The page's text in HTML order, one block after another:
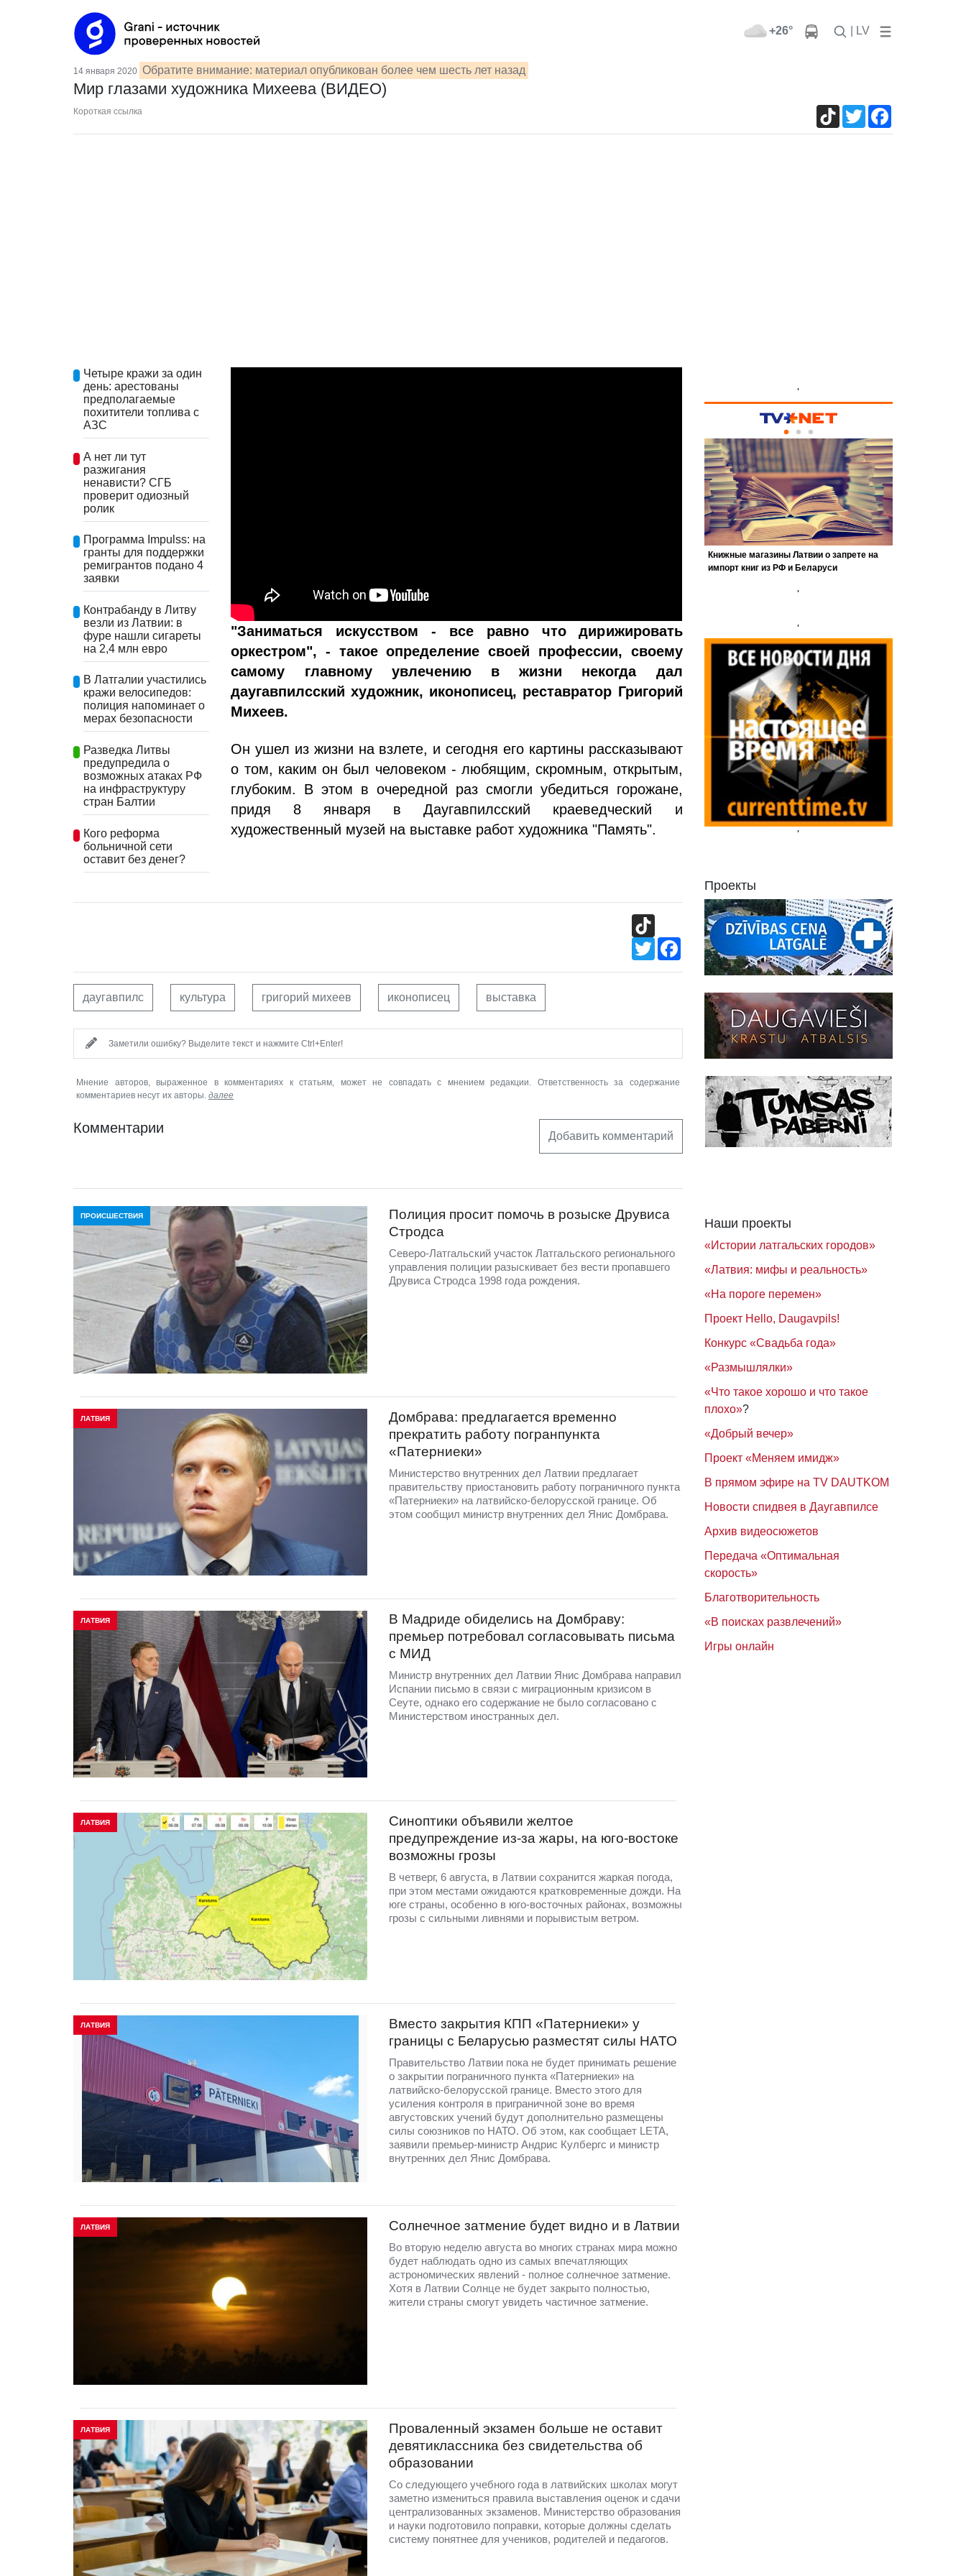
+26° | LV
14 января 2020 Обратите внимание: материал опубликован более чем шесть лет назад
Мир глазами художника Михеева (ВИДЕО)
Короткая ссылка TikTokTwitter
Четыре кражи за один
день: арестованы
предполагаемые
похитители топлива с
АЗС
А нет ли тут
разжигания
ненависти? СГБ
проверит одиозный
ролик
Программа Impulss: на
гранты для поддержки
ремигрантов подано 4
заявки
Контрабанду в Литву
везли из Латвии: в
фуре нашли сигареты
на 2,4 млн евро
В Латгалии участились
кражи велосипедов:
полиция напоминает о
мерах безопасности
Разведка Литвы
предупредила о
возможных атаках РФ
на инфраструктуру
стран Балтии
Кого реформа
больничной сети
оставит без денег?
"Заниматься искусством - все равно что дирижировать
оркестром", - такое определение своей профессии, своему
самому главному увлечению в жизни некогда дал
даугавпилсский художник, иконописец, реставратор Григорий
Михеев.
Он ушел из жизни на взлете, и сегодня его картины рассказывают
о том, каким он был человеком - любящим, скромным, открытым,
глубоким. В этом в очередной раз смогли убедиться горожане,
придя 8 января в Даугавпилсский краеведческий и
художественный музей на выставке работ художника "Память".
TikTok
TwitterFacebook
даугавпилс культура григорий михеев иконописец выставка
Заметили ошибку? Выделите текст и нажмите Ctrl+Enter!
Мнение авторов, выраженное в комментариях к статьям, может не совпадать с мнением редакции. Ответственность за содержание
комментариев несут их авторы. далее
Комментарии
Добавить комментарий
ПРОИСШЕСТВИЯ
Полиция просит помочь в розыске Друвиса
Стродса
Северо-Латгальский участок Латгальского регионального
управления полиции разыскивает без вести пропавшего
Друвиса Стродса 1998 года рождения.
ЛАТВИЯ
Домбрава: предлагается временно
прекратить работу погранпункта
«Патерниеки»
Министерство внутренних дел Латвии предлагает
правительству приостановить работу пограничного пункта
«Патерниеки» на латвийско-белорусской границе. Об
этом сообщил министр внутренних дел Янис Домбрава.
ЛАТВИЯ
В Мадриде обиделись на Домбраву:
премьер потребовал согласовывать письма
с МИД
Министр внутренних дел Латвии Янис Домбрава направил
Испании письмо в связи с миграционным кризисом в
Сеуте, однако его содержание не было согласовано с
Министерством иностранных дел.
ЛАТВИЯ
Синоптики объявили желтое
предупреждение из-за жары, на юго-востоке
возможны грозы
В четверг, 6 августа, в Латвии сохранится жаркая погода,
при этом местами ожидаются кратковременные дожди. На
юге страны, особенно в юго-восточных районах, возможны
грозы с сильными ливнями и порывистым ветром.
ЛАТВИЯ
Вместо закрытия КПП «Патерниеки» у
границы с Беларусью разместят силы НАТО
Правительство Латвии пока не будет принимать решение
о закрытии пограничного пункта «Патерниеки» на
латвийско-белорусской границе. Вместо этого для
усиления контроля в приграничной зоне во время
августовских учений будут дополнительно размещены
силы союзников по НАТО. Об этом, как сообщает LETA,
заявили премьер-министр Андрис Кулбергс и министр
внутренних дел Янис Домбрава.
ЛАТВИЯ Солнечное затмение будет видно и в Латвии
Во вторую неделю августа во многих странах мира можно
будет наблюдать одно из самых впечатляющих
астрономических явлений - полное солнечное затмение.
Хотя в Латвии Солнце не будет закрыто полностью,
жители страны смогут увидеть частичное затмение.
ЛАТВИЯ
Проваленный экзамен больше не оставит
девятиклассника без свидетельства об
образовании
Со следующего учебного года в латвийских школах могут
заметно измениться правила выставления оценок и сдачи
централизованных экзаменов. Министерство образования
и науки подготовило поправки, которые должны сделать
систему понятнее для учеников, родителей и педагогов.
'
'
'
'
Проекты
Наши проекты
«Истории латгальских городов»
«Латвия: мифы и реальность»
«На пороге перемен»
Проект Hello, Daugavpils!
Конкурс «Свадьба года»
«Размышлялки»
«Что такое хорошо и что такое
плохо»?
«Добрый вечер»
Проект «Меняем имидж»
В прямом эфире на TV DAUTKOM
Новости спидвея в Даугавпилсе
Архив видеосюжетов
Передача «Оптимальная
скорость»
Благотворительность
«В поисках развлечений»
Игры онлайн